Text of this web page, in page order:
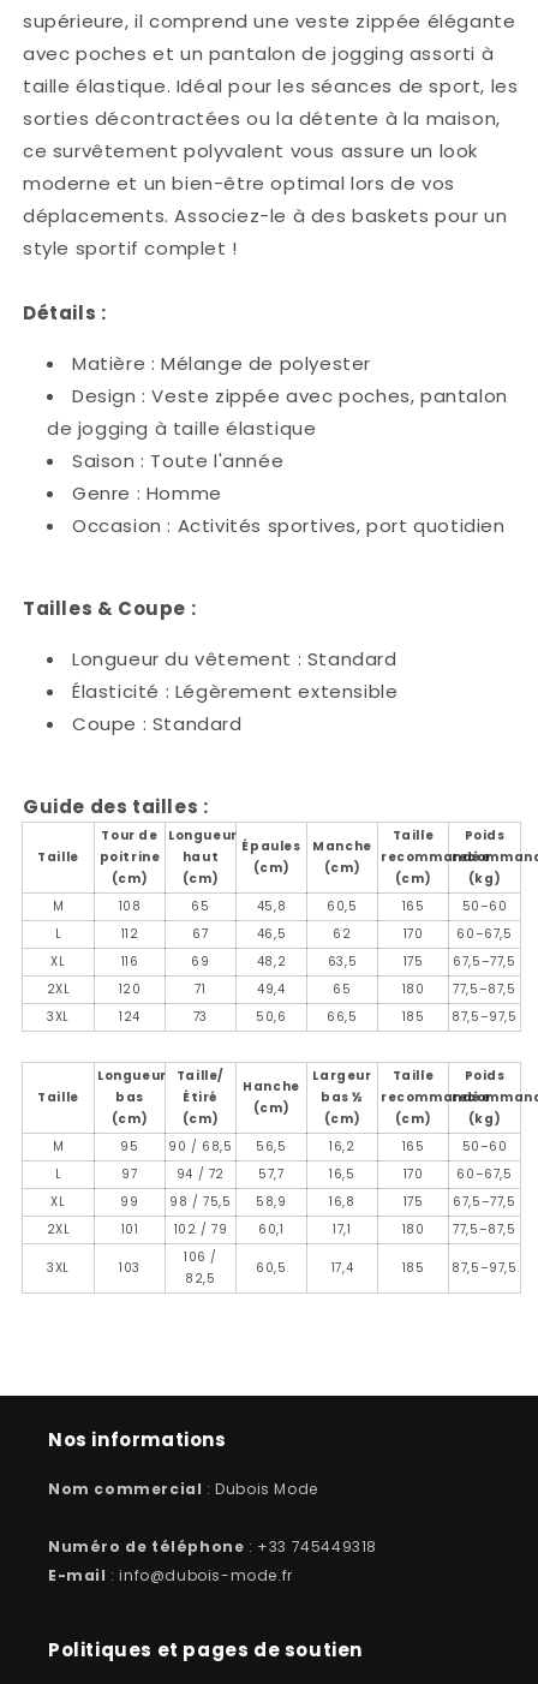
supérieure, il comprend une veste zippée élégante
avec poches et un pantalon de jogging assorti à
taille élastique. Idéal pour les séances de sport, les
sorties décontractées ou la détente à la maison,
ce survêtement polyvalent vous assure un look
moderne et un bien-être optimal lors de vos
déplacements. Associez-le à des baskets pour un
style sportif complet !
Détails :
Matière : Mélange de polyester
Design : Veste zippée avec poches, pantalon
de jogging à taille élastique
Saison : Toute l'année
Genre : Homme
Occasion : Activités sportives, port quotidien
Tailles & Coupe :
Longueur du vêtement : Standard
Élasticité : Légèrement extensible
Coupe : Standard
Guide des tailles :
Taille
Tour de
poitrine
(cm)
Longueur
haut
(cm)
Épaules
(cm)
Manche
(cm)
Taille
recommandée
(cm)
Poids
(kg)
M
108 65 45,8 60,5 165
50–60
L
112 67 46,5 62 170
60–67,5
XL
116 69 48,2 63,5 175
67,5–77,5
2XL
120 71 49,4 65 180
77,5–87,5
3XL
124 73 50,6 66,5 185 87,5–97,5
Taille
Longueur
bas
(cm)
Taille/
Étiré
(cm)
Hanche
(cm)
Largeur
bas ½
(cm)
Taille
recommandée
(cm)
Poids
(kg)
M
95 90 / 68,5 56,5 16,2 165
50–60
L
97 94 / 72 57,7 16,5 170
60–67,5
XL
99 98 / 75,5 58,9 16,8 175
67,5–77,5
2XL
101 102 / 79 60,1 17,1 180 77,5–87,5
3XL 103
106 /
82,5
60,5 17,4 185 87,5–97,5
Nos informations
Nom commercial : Dubois Mode
Numéro de téléphone : +33 745449318
E-mail : info@dubois-mode.fr
Politiques et pages de soutien